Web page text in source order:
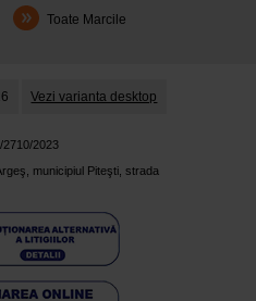
Toate Marcile
Vezi varianta desktop
2710/2023
municipiul Piteşti, strada